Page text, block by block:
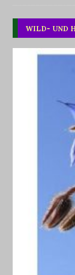
WILD- UND